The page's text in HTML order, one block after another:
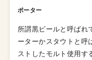
ポーター
所謂黒ビールと呼ばれ
ーターかスタウトと呼
ストしたモルト使用す